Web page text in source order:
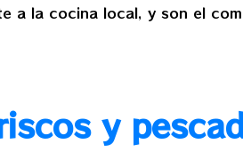
a la cocina local, y son el
y